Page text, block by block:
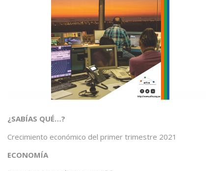
¿SABÍAS QUÉ…?
Crecimiento económico del primer trimestre 2021
ECONOMÍA